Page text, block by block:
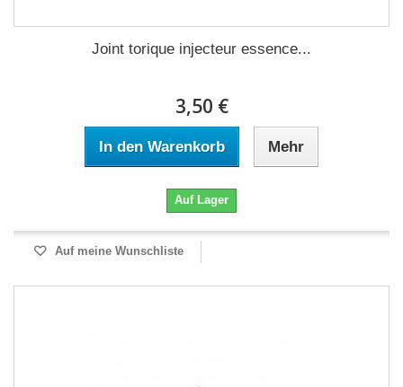
Joint torique injecteur essence...
3,50 €
In den Warenkorb Mehr
Auf Lager
Auf meine Wunschliste